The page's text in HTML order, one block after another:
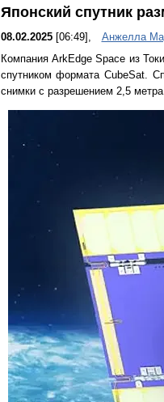
Японский спутник
08.02.2025[06:49],
Анжелла
Компания ArkEdge Space из
спутником формата CubeSat.
снимки с разрешением 2,5